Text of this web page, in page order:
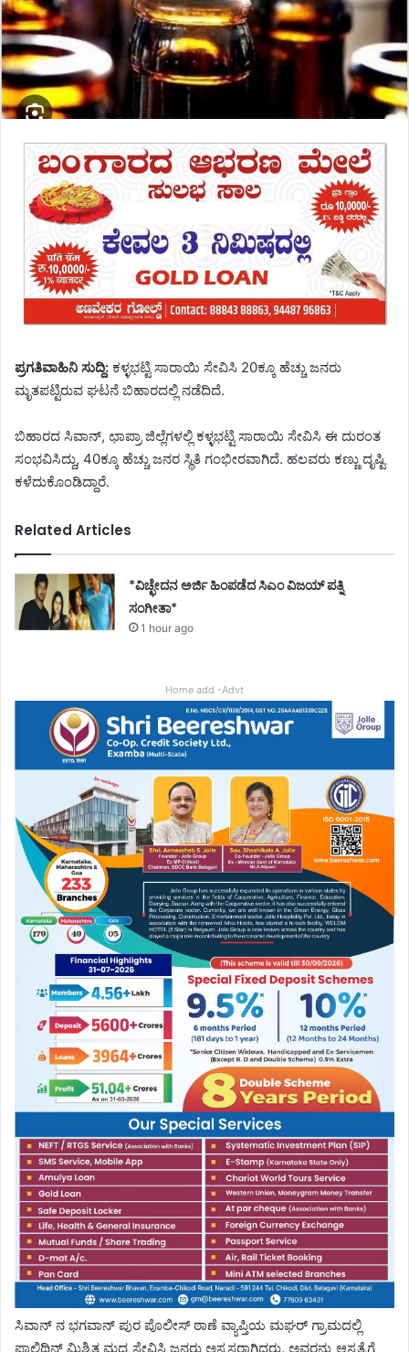
ಪ್ರಗತಿವಾಹಿನಿ ಸುದ್ದಿ: ಕಳ್ಳಭಟ್ಟಿ ಸಾರಾಯಿ ಸೇವಿಸಿ 20ಕ್ಕೂ ಹೆಚ್ಚು ಜನರು
ಮೃತಪಟ್ಟಿರುವ ಘಟನೆ ಬಿಹಾರದಲ್ಲಿ ನಡೆದಿದೆ.
ಬಿಹಾರದ ಸಿವಾನ್, ಛಾಪ್ರಾ ಜಿಲ್ಲೆಗಳಲ್ಲಿ ಕಳ್ಳಭಟ್ಟಿ ಸಾರಾಯಿ ಸೇವಿಸಿ ಈ ದುರಂತ
ಸಂಭವಿಸಿದ್ದು, 40ಕ್ಕೂ ಹೆಚ್ಚು ಜನರ ಸ್ಥಿತಿ ಗಂಭೀರವಾಗಿದೆ. ಹಲವರು ಕಣ್ಣು ದೃಷ್ಟಿ
ಕಳೆದುಕೊಂಡಿದ್ದಾರೆ.
Related Articles
*ವಿಚ್ಛೇದನ ಅರ್ಜಿ ಹಿಂಪಡೆದ ಸಿಎಂ ವಿಜಯ್ ಪತ್ನಿ
ಸಂಗೀತಾ*
1 hour ago
Home add -Advt
ಸಿವಾನ್ ನ ಭಗವಾನ್ ಪುರ ಪೊಲೀಸ್ ಠಾಣೆ ವ್ಯಾಪ್ತಿಯ ಮಘರ್ ಗ್ರಾಮದಲ್ಲಿ
ಪಾಲಿಥಿನ್ ಮಿಶ್ರಿತ ಮದ್ಯ ಸೇವಿಸಿ ಜನರು ಅಸ್ವಸ್ಥರಾಗಿದ್ದರು. ಅವರನ್ನು ಆಸ್ಪತ್ರೆಗೆ